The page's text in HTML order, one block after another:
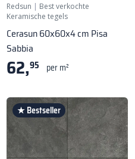
Redsun | Best verkochte
Keramische tegels
Cerasun 60x60x4 cm Pisa
Sabbia
62,95 per m²
★ Bestseller